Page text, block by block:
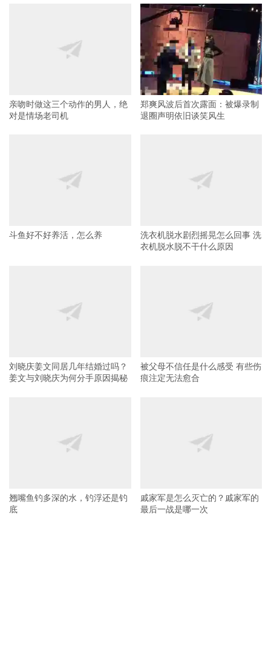
亲吻时做这三个动作的男人，绝
对是情场老司机
郑爽风波后首次露面：被爆录制
退圈声明依旧谈笑风生
斗鱼好不好养活，怎么养
洗衣机脱水剧烈摇晃怎么回事 洗
衣机脱水脱不干什么原因
刘晓庆姜文同居几年结婚过吗？
姜文与刘晓庆为何分手原因揭秘
被父母不信任是什么感受 有些伤
痕注定无法愈合
翘嘴鱼钓多深的水，钓浮还是钓
底
戚家军是怎么灭亡的？戚家军的
最后一战是哪一次